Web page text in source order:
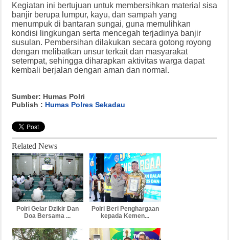
Kegiatan ini bertujuan untuk membersihkan material sisa
banjir berupa lumpur, kayu, dan sampah yang
menumpuk di bantaran sungai, guna memulihkan
kondisi lingkungan serta mencegah terjadinya banjir
susulan. Pembersihan dilakukan secara gotong royong
dengan melibatkan unsur terkait dan masyarakat
setempat, sehingga diharapkan aktivitas warga dapat
kembali berjalan dengan aman dan normal.
Sumber: Humas Polri
Publish : Humas Polres Sekadau
Related News
Polri Gelar Dzikir Dan
Doa Bersama ...
Polri Beri Penghargaan
kepada Kemen...